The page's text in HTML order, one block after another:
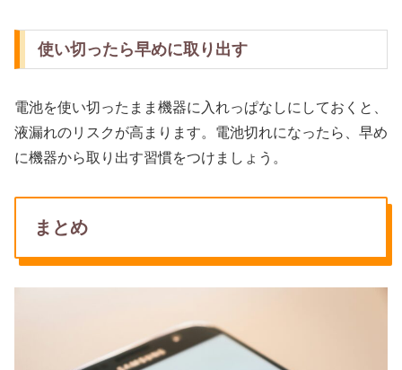
使い切ったら早めに取り出す
電池を使い切ったまま機器に入れっぱなしにしておくと、
液漏れのリスクが高まります。電池切れになったら、早め
に機器から取り出す習慣をつけましょう。
まとめ